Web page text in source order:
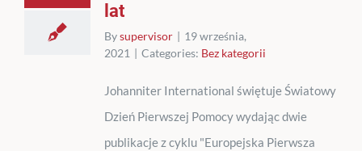
lat
Bysupervisor | 19 września,
2021 | Categories: Bez kategorii
Johanniter International świętuje Światowy
Dzień Pierwszej Pomocy wydając dwie
publikacje z cyklu "Europejska Pierwsza